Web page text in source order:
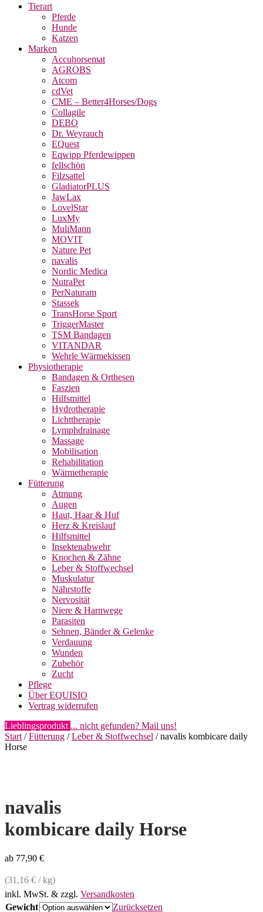
Tierart
Pferde
Hunde
Katzen
Marken
Accuhorsemat
AGROBS
Atcom
cdVet
CME – Better4Horses/Dogs
Collagile
DEBO
Dr. Weyrauch
EQuest
Eqwipp Pferdewippen
fellschön
Filzsattel
GladiatorPLUS
JawLax
LovelStar
LuxMy
MuliMann
MOVIT
Nature Pet
navalis
Nordic Medica
NutraPet
PerNaturam
Stassek
TransHorse Sport
TriggerMaster
TSM Bandagen
VITANDAR
Wehrle Wärmekissen
Physiotherapie
Bandagen & Orthesen
Faszien
Hilfsmittel
Hydrotherapie
Lichttherapie
Lymphdrainage
Massage
Mobilisation
Rehabilitation
Wärmetherapie
Fütterung
Atmung
Augen
Haut, Haar & Huf
Herz & Kreislauf
Hilfsmittel
Insektenabwehr
Knochen & Zähne
Leber & Stoffwechsel
Muskulatur
Nährstoffe
Nervosität
Niere & Harnwege
Parasiten
Sehnen, Bänder & Gelenke
Verdauung
Wunden
Zubehör
Zucht
Pflege
Über EQUISIO
Vertrag widerrufen
Lieblingsprodukt ... nicht gefunden? Mail uns!
Start /Fütterung /Leber & Stoffwechsel / navalis kombicare daily
Horse
navalis
kombicare daily Horse
ab 77,90 €
(31,16 € /kg)
inkl. MwSt. & zzgl. Versandkosten
Gewicht
Zurücksetzen